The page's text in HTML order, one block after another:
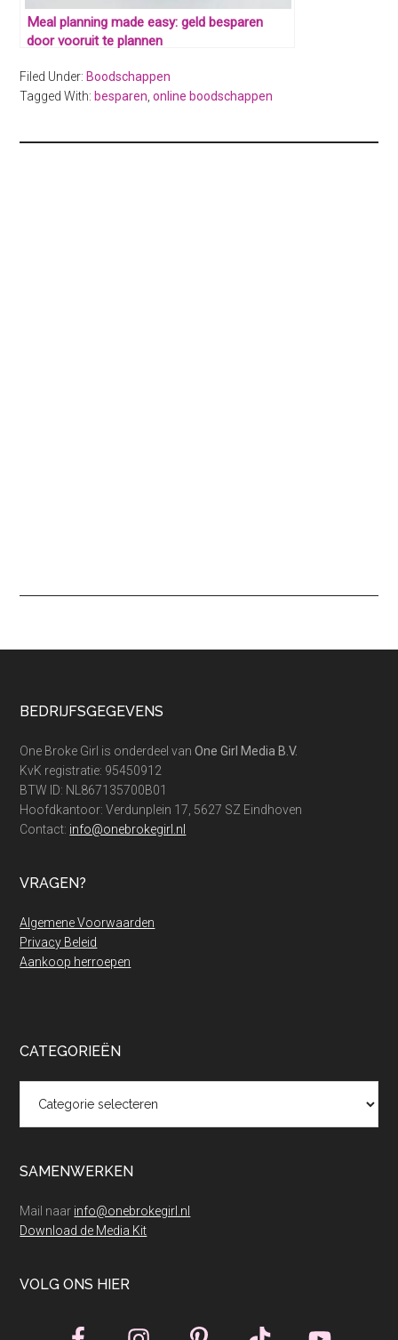
Meal planning made easy: geld besparen
door vooruit te plannen
Filed Under: Boodschappen
Tagged With: besparen ,online boodschappen
Footer
BEDRIJFSGEGEVENS
One Broke Girl is onderdeel vanOne Girl Media B.V.
KvK registratie: 95450912
BTW ID: NL867135700B01
Hoofdkantoor: Verdunplein 17, 5627 SZ Eindhoven
Contact: info@onebrokegirl.nl
VRAGEN?
Algemene Voorwaarden
Privacy Beleid
Aankoop herroepen
CATEGORIEËN
SAMENWERKEN
Mail naar info@onebrokegirl.nl
Download de Media Kit
VOLG ONS HIER